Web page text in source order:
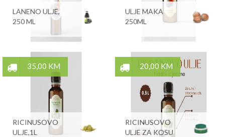
LANENO ULJE,
250 ML
ULJE MAKA
250ML
35,00 KM
RICINUSOVO
ULJE,1L
20,00 KM
RICINUSOVO
ULJE ZA KOSU